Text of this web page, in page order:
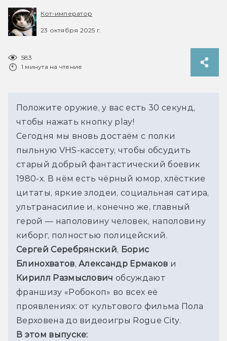
Кот-император
23 октября 2025 г.
583
1 минута на чтение
Положите оружие, у вас есть 30 секунд,
чтобы нажать кнопку play!
Сегодня мы вновь достаём с полки
пыльную VHS-кассету, чтобы обсудить
старый добрый фантастический боевик
1980-х. В нём есть чёрный юмор, хлёсткие
цитаты, яркие злодеи, социальная сатира,
ультранасилие и, конечно же, главный
герой — наполовину человек, наполовину
киборг, полностью полицейский.
Сергей Серебрянский, Борис
Блинохватов, Александр Ермаков
Кирилл Размыслович обсуждают
франшизу «Робокоп» во всех её
проявлениях: от культового фильма Пола
Верховена до видеоигры Rogue City.
В этом выпуске: